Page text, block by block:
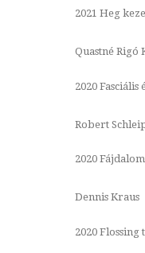
2021
Quastné Rigó
2020
Robert
2020
Dennis Kraus
2020